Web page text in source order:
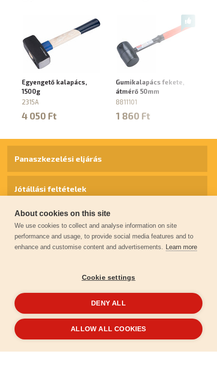
Egyengető kalapács,
1500g
2315A
4 050 Ft
Gumikalapács fekete,
átmérő 50mm
8811101
1 860 Ft
© 2026extol.hu- Minden jog fenntartva
Panaszkezelési eljárás
Jótállási feltételek
Személyes adatok védelme
Kapcsolat
Garancia regisztráció
LétrehoztaFEO
About cookies on this site
We use cookies to collect and analyse information on site
performance and usage, to provide social media features and to
enhance and customise content and advertisements. Learn more
Cookie settings
DENY ALL
ALLOW ALL COOKIES